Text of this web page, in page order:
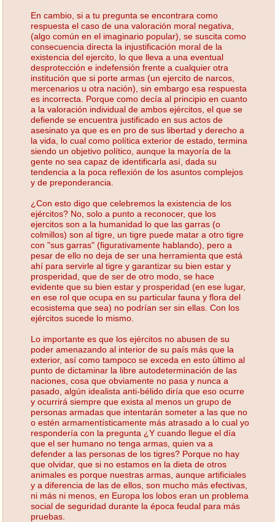
En cambio, si a tu pregunta se encontrara como
respuesta el caso de una valoración moral negativa,
(algo común en el imaginario popular), se suscita como
consecuencia directa la injustificación moral de la
existencia del ejercito, lo que lleva a una eventual
desprotección e indefensión frente a cualquier otra
institución que si porte armas (un ejercito de narcos,
mercenarios u otra nación), sin embargo esa respuesta
es incorrecta. Porque como decía al principio en cuanto
a la valoración individual de ambos ejércitos, el que se
defiende se encuentra justificado en sus actos de
asesinato ya que es en pro de sus libertad y derecho a
la vida, lo cual como política exterior de estado, termina
siendo un objetivo político, aunque la mayoría de la
gente no sea capaz de identificarla así, dada su
tendencia a la poca reflexión de los asuntos complejos
y de preponderancia.
¿Con esto digo que celebremos la existencia de los
ejércitos? No, solo a punto a reconocer, que los
ejercitos son a la humanidad lo que las garras (o
colmillos) son al tigre, un tigre puede matar a otro tigre
con "sus garras" (figurativamente hablando), pero a
pesar de ello no deja de ser una herramienta que está
ahí para servirle al tigre y garantizar su bien estar y
prosperidad, que de ser de otro modo, se hace
evidente que su bien estar y prosperidad (en ese lugar,
en ese rol que ocupa en su particular fauna y flora del
ecosistema que sea) no podrían ser sin ellas. Con los
ejércitos sucede lo mismo.
Lo importante es que los ejércitos no abusen de su
poder amenazando al interior de su país más que la
exterior, así como tampoco se exceda en esto último al
punto de dictaminar la libre autodeterminación de las
naciones, cosa que obviamente no pasa y nunca a
pasado, algún idealista anti-bélido diría que eso ocurre
y ocurrirá siempre que exista al menos un grupo de
personas armadas que intentarán someter a las que no
o estén armamentísticamente más atrasado a lo cual yo
respondería con la pregunta ¿Y cuando llegue el día
que el ser humano no tenga armas, quien va a
defender a las personas de los tigres? Porque no hay
que olvidar, que si no estamos en la dieta de otros
animales es porque nuestras armas, aunque artificiales
y a diferencia de las de ellos, son mucho más efectivas,
ni más ni menos, en Europa los lobos eran un problema
social de seguridad durante la época feudal para más
pruebas.